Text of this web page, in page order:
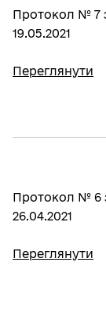
Протокол № 7
19.05.2021
Переглянути
Протокол № 6
26.04.2021
Переглянути